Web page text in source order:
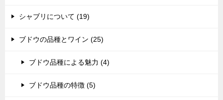
シャブリについて (19)
ブドウの品種とワイン (25)
ブドウ品種による魅力 (4)
ブドウ品種の特徴 (5)